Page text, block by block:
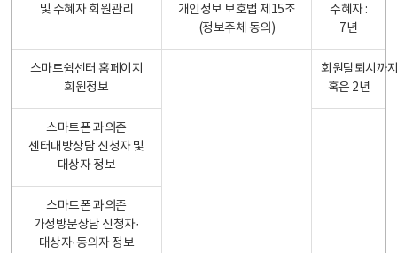
및 수혜자 회원관리
개인정보 보호법 제15조
(정보주체 동의)
수혜자 :
7년
스마트쉼센터 홈페이지
회원정보
회원탈퇴시까
혹은 2년
스마트폰 과의존
센터내방상담 신청자 및
대상자 정보
스마트폰 과의존
가정방문상담 신청자·
대상자·동의자 정보